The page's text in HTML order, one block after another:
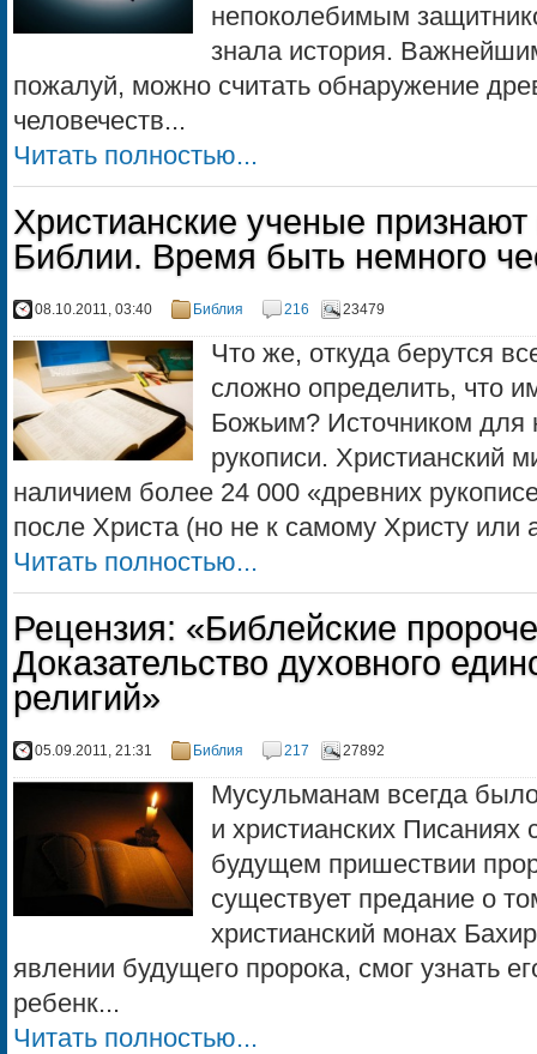
непоколебимым
знала история.
пожалуй, можно считать обнаружение
человечеств...
Читать полностью...
Христианские ученые признают
Библии. Время быть немного
08.10.2011, 03:40 Библия 216 23479
Что же, откуда берутся
сложно определить, что
Божьим? Источником для
рукописи. Христианский
наличием более 24 000 «древних
после Христа (но не к самому Христу или
Читать полностью...
Рецензия: «Библейские
Доказательство духовного
религий»
05.09.2011, 21:31 Библия 217 27892
Мусульманам всегда
и христианских Писаниях
будущем пришествии
существует предание о
христианский монах
явлении будущего пророка, смог узнать
ребенк...
Читать полностью...